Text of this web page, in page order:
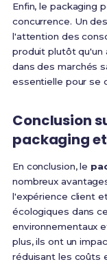
Enfin, le packaging
concurrence. Un
l'attention des
produit plutôt qu'un
dans des marchés
essentielle pour se
Conclusion
packaging
En conclusion, le
nombreux
l'expérience client
écologiques dans
environnementaux
plus, ils ont un
réduisant les coûts